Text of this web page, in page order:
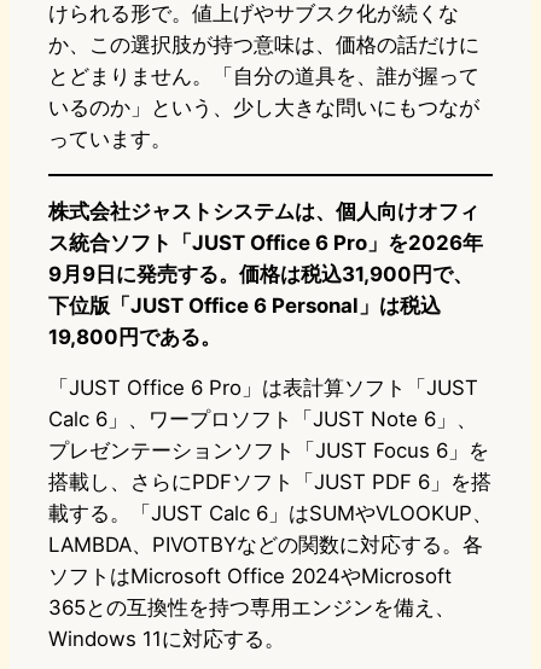
けられる形で。値上げやサブスク化が続くな
か、この選択肢が持つ意味は、価格の話だけに
とどまりません。「自分の道具を、誰が握って
いるのか」という、少し大きな問いにもつなが
っています。
株式会社ジャストシステムは、個人向けオフィ
ス統合ソフト「JUST Office 6 Pro」を2026年
9月9日に発売する。価格は税込31,900円で、
下位版「JUST Office 6 Personal」は税込
19,800円である。
「JUST Office 6 Pro」は表計算ソフト「JUST
Calc 6」、ワープロソフト「JUST Note 6」、
プレゼンテーションソフト「JUST Focus 6」を
搭載し、さらにPDFソフト「JUST PDF 6」を搭
載する。「JUST Calc 6」はSUMやVLOOKUP、
LAMBDA、PIVOTBYなどの関数に対応する。各
ソフトはMicrosoft Office 2024やMicrosoft
365との互換性を持つ専用エンジンを備え、
Windows 11に対応する。